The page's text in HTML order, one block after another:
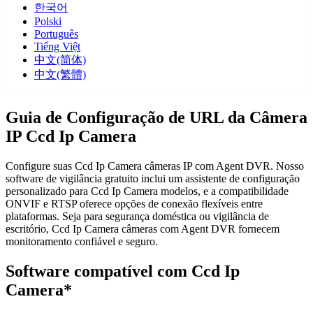
한국어
Polski
Português
Tiếng Việt
中文(简体)
中文(繁體)
Guia de Configuração de URL da Câmera
IP Ccd Ip Camera
Configure suas Ccd Ip Camera câmeras IP com Agent DVR. Nosso
software de vigilância gratuito inclui um assistente de configuração
personalizado para Ccd Ip Camera modelos, e a compatibilidade
ONVIF e RTSP oferece opções de conexão flexíveis entre
plataformas. Seja para segurança doméstica ou vigilância de
escritório, Ccd Ip Camera câmeras com Agent DVR fornecem
monitoramento confiável e seguro.
Software compatível com Ccd Ip
Camera*